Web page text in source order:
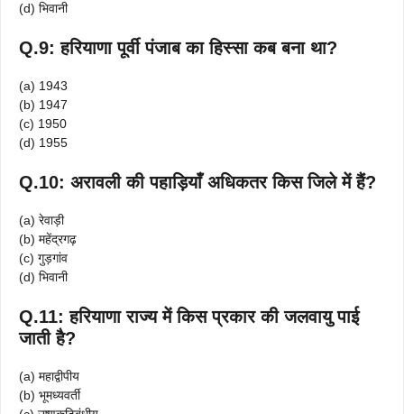
(d) भिवानी
Q.9: हरियाणा पूर्वी पंजाब का हिस्सा कब बना था?
(a) 1943
(b) 1947
(c) 1950
(d) 1955
Q.10: अरावली की पहाड़ियाँ अधिकतर किस जिले में हैं?
(a) रेवाड़ी
(b) महेंद्रगढ़
(c) गुड़गांव
(d) भिवानी
Q.11: हरियाणा राज्य में किस प्रकार की जलवायु पाई
जाती है?
(a) महाद्वीपीय
(b) भूमध्यवर्ती